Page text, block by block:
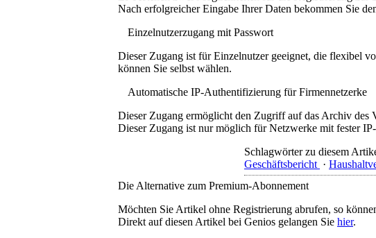
Nach erfolgreicher Eingabe Ihrer Daten bekommen Sie
Einzelnutzerzugang mit Passwort
Dieser Zugang ist für Einzelnutzer geeignet, die flexibel
können Sie selbst wählen.
Automatische IP-Authentifizierung für Firmennetzerke
Dieser Zugang ermöglicht den Zugriff auf das Archiv des
Dieser Zugang ist nur möglich für Netzwerke mit fester
Schlagwörter zu diesem
Geschäftsbericht ·
Die Alternative zum Premium-Abonnement
Möchten Sie Artikel ohne Registrierung abrufen, so
Direkt auf diesen Artikel bei Genios gelangen Sie hier.